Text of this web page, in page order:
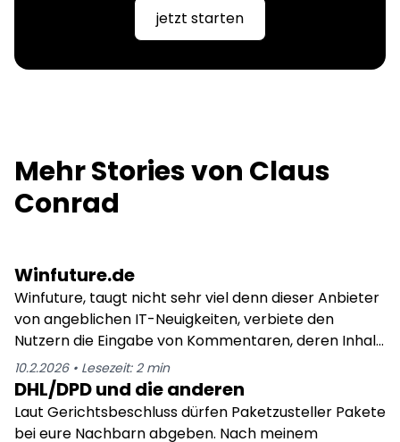
jetzt starten
Mehr Stories von Claus
Conrad
Winfuture.de
Winfuture, taugt nicht sehr viel denn dieser Anbieter
von angeblichen IT-Neuigkeiten, verbiete den
Nutzern die Eingabe von Kommentaren, deren Inhalt
nicht von Winfuture geilt werden oder die Contra
gegen die Großen US-Konzerne gerichtet sind. Seit
mehr als 10 Jahren kenne ich diese Platform und
muss immer wieder Feststellen das nachdem ich
10.2.2026• Lesezeit: 2min
DHL/DPD und die anderen
Laut Gerichtsbeschluss dürfen Paketzusteller Pakete
bei eure Nachbarn abgeben. Nach meinem